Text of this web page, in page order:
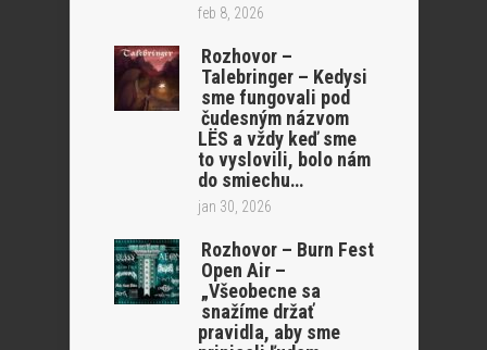
feb 8, 2026
Rozhovor –
Talebringer – Kedysi
sme fungovali pod
čudesným názvom
LËS a vždy keď sme
to vyslovili, bolo nám
do smiechu…
jan 30, 2026
Rozhovor – Burn Fest
Open Air –
„Všeobecne sa
snažíme držať
pravidla, aby sme